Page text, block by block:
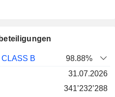
Bewertung
CLASS B
98.88%
31.07.2026
341’232’288